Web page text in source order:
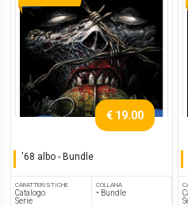
'68 albo - Bundle
€ 19.00
CARATTERISTICHE
Catalogo
Serie
COLLANA
• Bundle